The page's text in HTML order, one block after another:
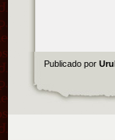
Publicado por